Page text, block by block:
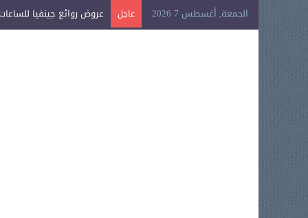
الجمعة, أغسطس 7 2026 عاجل عروض روائع جينفيا للساعات